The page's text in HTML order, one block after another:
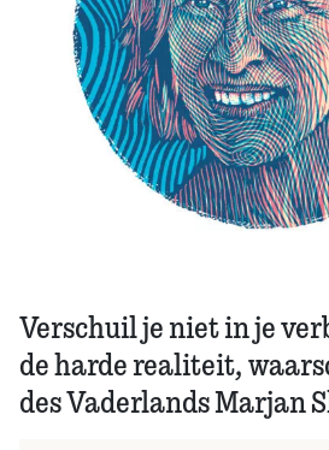
Verschuil je niet in je
de harde realiteit,
des Vaderlands Marjan